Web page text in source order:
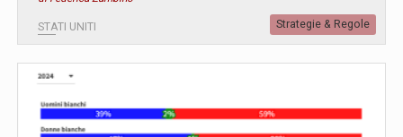
STATI UNITI Strategie & Regole